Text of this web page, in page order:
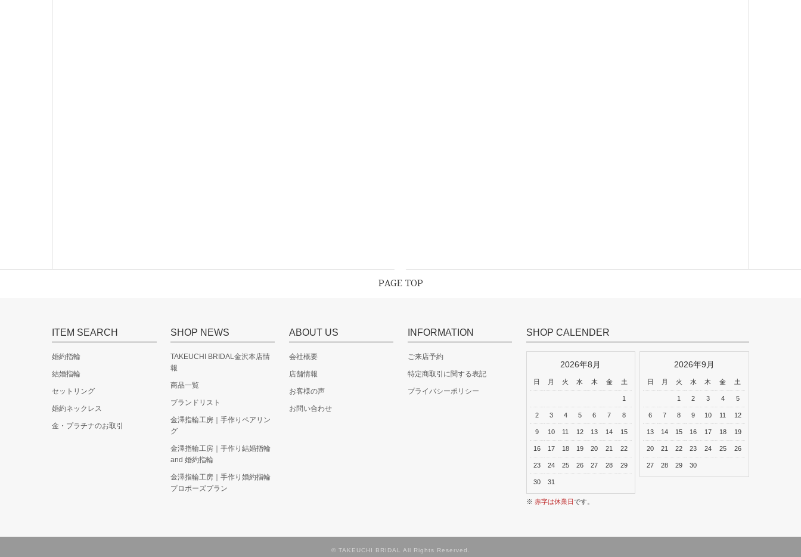
結婚指輪 men's Pt900/K18YG ￥213,000
結婚指輪 lady's Pt900/K18PG ￥157,000
PAGE TOP
ITEM SEARCH
婚約指輪
結婚指輪
セットリング
婚約ネックレス
金・プラチナのお取引
SHOP NEWS
TAKEUCHI BRIDAL金沢本店情
報
商品一覧
ブランドリスト
金澤指輪工房｜手作りペアリン
グ
金澤指輪工房｜手作り結婚指輪
and 婚約指輪
金澤指輪工房｜手作り婚約指輪
プロポーズプラン
ABOUT US
会社概要
店舗情報
お客様の声
お問い合わせ
INFORMATION
ご来店予約
特定商取引に関する表記
プライバシーポリシー
SHOP CALENDER
2026年8月
日 月 火 水 木 金 土
1
2 3 4 5 6 7 8
9 10 11 12 13 14 15
16 17 18 19 20 21 22
23 24 25 26 27 28 29
30 31
2026年9月
日 月 火 水 木 金 土
1 2 3 4 5
6 7 8 9 10 11 12
13 14 15 16 17 18 19
20 21 22 23 24 25 26
27 28 29 30
※ 赤字は休業日です。
© TAKEUCHI BRIDAL All Rights Reserved.